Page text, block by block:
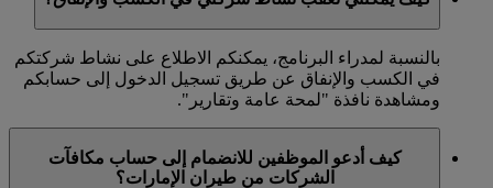
بالنسبة لمدراء البرنامج، يمكنكم الاطلاع على نشاط شركتكم
في الكسب والإنفاق عن طريق تسجيل الدخول إلى حسابكم
ومشاهدة نافذة "لمحة عامة وتقارير".
كيف أدعو الموظفين للانضمام إلى حساب مكافآت
الشركات من طيران الإمارات؟